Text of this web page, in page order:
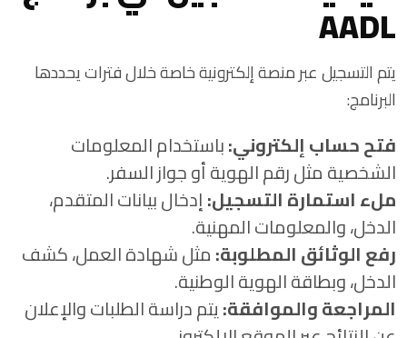
AADL
يتم التسجيل عبر منصة إلكترونية خاصة خلال فترات يحددها
البرنامج:
فتح حساب إلكتروني:باستخدام المعلومات
الشخصية مثل رقم الهوية أو جواز السفر.
ملء استمارة التسجيل:إدخال بيانات المتقدم،
الدخل، والمعلومات المهنية.
رفع الوثائق المطلوبة:مثل شهادة العمل، كشف
الدخل، وبطاقة الهوية الوطنية.
المراجعة والموافقة:يتم دراسة الطلبات والإعلان